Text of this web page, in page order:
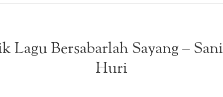
Lagu Bersabarlah Sayang –
Huri